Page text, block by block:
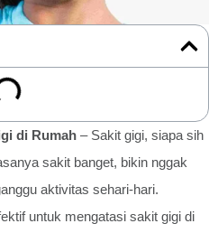
di Rumah – Sakit gigi, siapa sih
sakit banget, bikin nggak
aktivitas sehari-hari.
untuk mengatasi sakit gigi di